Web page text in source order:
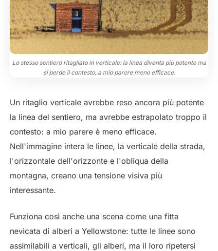
Lo stesso sentiero ritagliato in verticale: la linea diventa più potente ma
si perde il contesto, a mio parere meno efficace.
Un ritaglio verticale avrebbe reso ancora più potente
la linea del sentiero, ma avrebbe estrapolato troppo il
contesto: a mio parere è meno efficace.
Nell'immagine intera le linee, la verticale della strada,
l'orizzontale dell'orizzonte e l'obliqua della
montagna, creano una tensione visiva più
interessante.
Funziona così anche una scena come una fitta
nevicata di alberi a Yellowstone: tutte le linee sono
assimilabili a verticali, gli alberi, ma il loro ripetersi